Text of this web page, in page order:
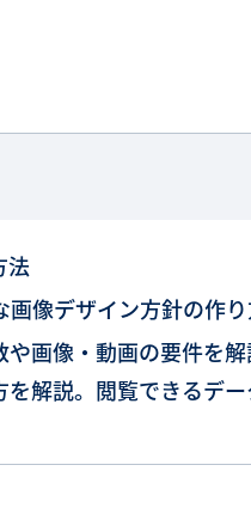
法
像デザイン方針の作
画像・動画の要件を
解説。閲覧できるデ